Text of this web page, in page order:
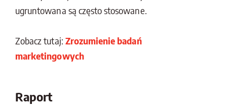
ugruntowana są często stosowane.
Zobacz tutaj: Zrozumienie badań
marketingowych
Raport